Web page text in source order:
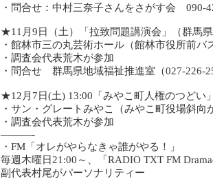
・問合せ：中村三奈子さんをさがす会 090-
★11月9日（土）「拉致問題講演会」（群馬県
・館林市三の丸芸術ホール（館林市役所前
・調査会代表荒木が参加
・問合せ 群馬県地域福祉推進室（027-226-
★12月7日(土) 13:00「みやこ町人権のつどい
・サン・グレートみやこ（みやこ町役場斜向
・調査会代表荒木が参加
———-
・FM「オレがやらなきゃ誰がやる！」
毎週木曜日21:00～、「RADIO TXT FM
副代表村尾がパーソナリティー